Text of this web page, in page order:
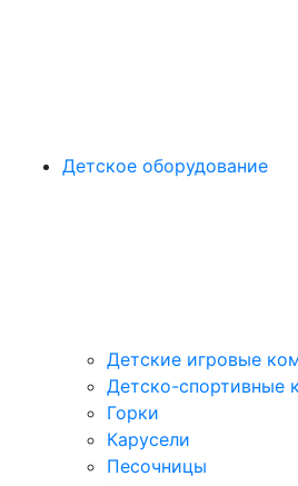
Детское оборудование
Детские игровые
Детско-спортивные
Горки
Карусели
Песочницы